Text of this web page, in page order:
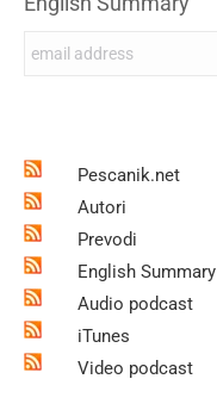
Pescanik.net
Autori
Prevodi
English Summary
Audio podcast
iTunes
Video podcast